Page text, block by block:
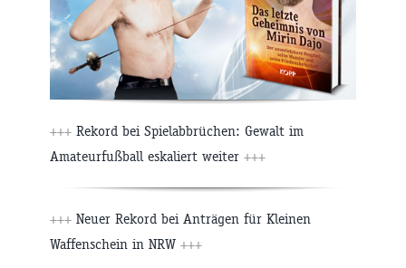
+++ Rekord bei Spielabbrüchen: Gewalt im
Amateurfußball eskaliert weiter +++
+++ Neuer Rekord bei Anträgen für Kleinen
Waffenschein in NRW +++